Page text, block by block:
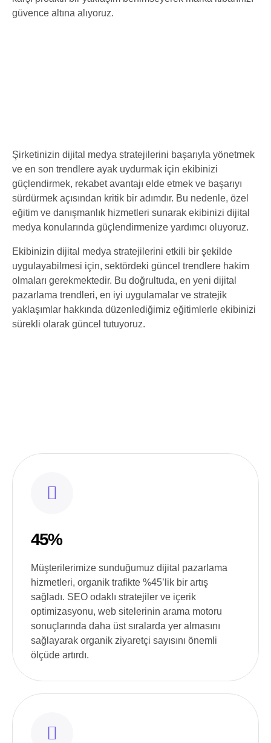
güvence altına alıyoruz.
Şirketinizin dijital medya stratejilerini başarıyla yönetmek
ve en son trendlere ayak uydurmak için ekibinizi
güçlendirmek, rekabet avantajı elde etmek ve başarıyı
sürdürmek açısından kritik bir adımdır. Bu nedenle, özel
eğitim ve danışmanlık hizmetleri sunarak ekibinizi dijital
medya konularında güçlendirmenize yardımcı oluyoruz.
Ekibinizin dijital medya stratejilerini etkili bir şekilde
uygulayabilmesi için, sektördeki güncel trendlere hakim
olmaları gerekmektedir. Bu doğrultuda, en yeni dijital
pazarlama trendleri, en iyi uygulamalar ve stratejik
yaklaşımlar hakkında düzenlediğimiz eğitimlerle ekibinizi
sürekli olarak güncel tutuyoruz.
45%
Müşterilerimize sunduğumuz dijital pazarlama
hizmetleri, organik trafikte %45’lik bir artış
sağladı. SEO odaklı stratejiler ve içerik
optimizasyonu, web sitelerinin arama motoru
sonuçlarında daha üst sıralarda yer almasını
sağlayarak organik ziyaretçi sayısını önemli
ölçüde artırdı.